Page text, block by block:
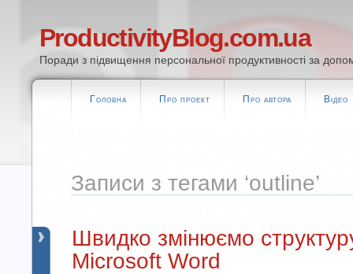
ProductivityBlog.com.ua
Поради з підвищення персональної продуктивності за
Головна Про проект Про автора Відео
Записи з тегами ‘outline’
Швидко змінюємо
Microsoft Word